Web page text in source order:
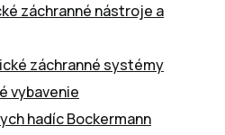
záchranné nástroje a
záchranné systémy
vybavenie
hadíc Bockermann